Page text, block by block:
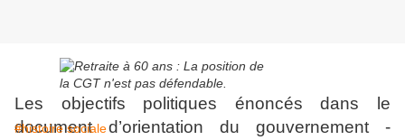
Les objectifs politiques énoncés dans le
document d’orientation du gouvernement -
#histoire sociale